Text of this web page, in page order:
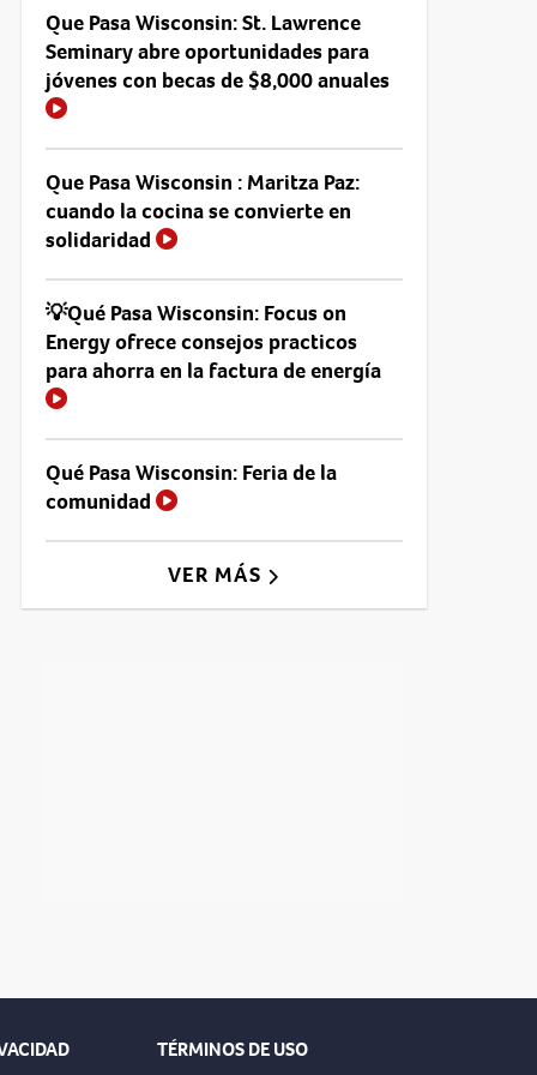
Que Pasa Wisconsin: St. Lawrence
Seminary abre oportunidades para
jóvenes con becas de $8,000 anuales
Que Pasa Wisconsin : Maritza Paz:
cuando la cocina se convierte en
solidaridad
💡Qué Pasa Wisconsin: Focus on
Energy ofrece consejos practicos
para ahorra en la factura de energía
Qué Pasa Wisconsin: Feria de la
comunidad
VER MÁS
TÉRMINOS DE USO